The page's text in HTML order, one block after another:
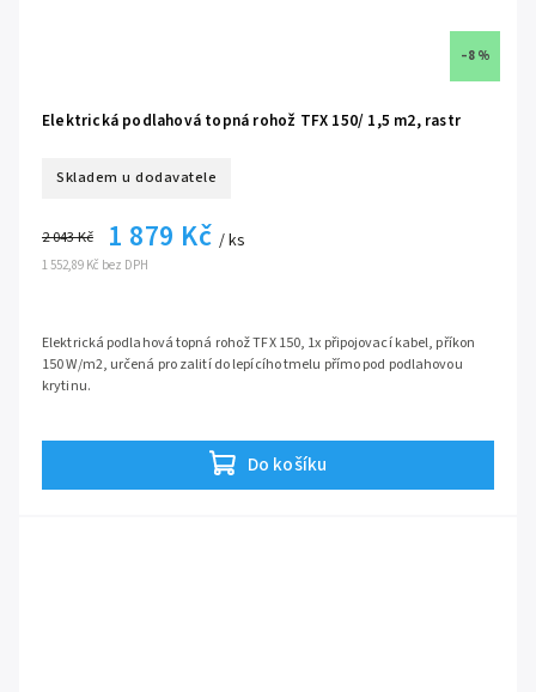
–8 %
Elektrická podlahová topná rohož TFX 150/ 1,5 m2, rastr
Skladem u dodavatele
1 552,89 Kč bez DPH
2 043 Kč 1 879 Kč / ks
Do košíku
Elektrická podlahová topná rohož TFX 150, 1x připojovací kabel, příkon
150 W/m2, určená pro zalití do lepícího tmelu přímo pod podlahovou
krytinu.
určeno pro mokrou montáž, zalitím do lepícího tmelu
ideální pro rekonstrukce díky malé tloušťce kabelu jen 3 mm
vhodné pro keramickou dlažbu, vinylové lepící parkety a jiné